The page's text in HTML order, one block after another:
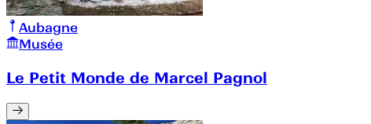
Aubagne
Musée
Le Petit Monde de Marcel Pagnol